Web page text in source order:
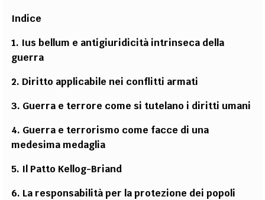
Indice
1. Ius bellum e antigiuridicità intrinseca della
guerra
2. Diritto applicabile nei conflitti armati
3. Guerra e terrore come si tutelano i diritti umani
4. Guerra e terrorismo come facce di una
medesima medaglia
5. Il Patto Kellog-Briand
6. La responsabilità per la protezione dei popoli